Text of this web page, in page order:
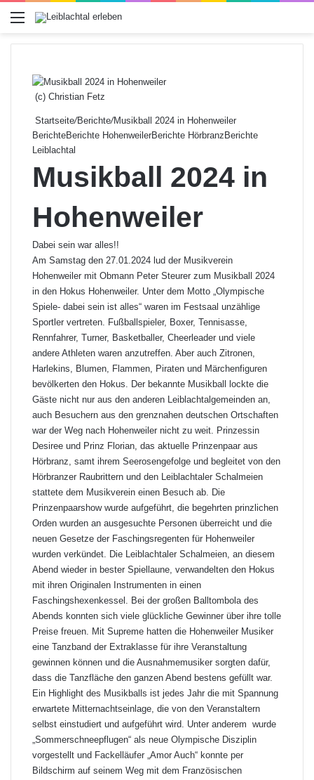
Menü
(c) Christian Fetz
Startseite/Berichte/Musikball 2024 in Hohenweiler
BerichteBerichte HohenweilerBerichte Hörbranz Berichte
Leiblachtal
Musikball 2024 in
Hohenweiler
Dabei sein war alles!!
Am Samstag den 27.01.2024 lud der Musikverein
Hohenweiler mit Obmann Peter Steurer zum Musikball 2024
in den Hokus Hohenweiler. Unter dem Motto „Olympische
Spiele- dabei sein ist alles“ waren im Festsaal unzählige
Sportler vertreten. Fußballspieler, Boxer, Tennisasse,
Rennfahrer, Turner, Basketballer, Cheerleader und viele
andere Athleten waren anzutreffen. Aber auch Zitronen,
Harlekins, Blumen, Flammen, Piraten und Märchenfiguren
bevölkerten den Hokus. Der bekannte Musikball lockte die
Gäste nicht nur aus den anderen Leiblachtalgemeinden an,
auch Besuchern aus den grenznahen deutschen Ortschaften
war der Weg nach Hohenweiler nicht zu weit. Prinzessin
Desiree und Prinz Florian, das aktuelle Prinzenpaar aus
Hörbranz, samt ihrem Seerosengefolge und begleitet von den
Hörbranzer Raubrittern und den Leiblachtaler Schalmeien
stattete dem Musikverein einen Besuch ab. Die
Prinzenpaarshow wurde aufgeführt, die begehrten prinzlichen
Orden wurden an ausgesuchte Personen überreicht und die
neuen Gesetze der Faschingsregenten für Hohenweiler
wurden verkündet. Die Leiblachtaler Schalmeien, an diesem
Abend wieder in bester Spiellaune, verwandelten den Hokus
mit ihren Originalen Instrumenten in einen
Faschingshexenkessel. Bei der großen Balltombola des
Abends konnten sich viele glückliche Gewinner über ihre tolle
Preise freuen. Mit Supreme hatten die Hohenweiler Musiker
eine Tanzband der Extraklasse für ihre Veranstaltung
gewinnen können und die Ausnahmemusiker sorgten dafür,
dass die Tanzfläche den ganzen Abend bestens gefüllt war.
Ein Highlight des Musikballs ist jedes Jahr die mit Spannung
erwartete Mitternachtseinlage, die von den Veranstaltern
selbst einstudiert und aufgeführt wird. Unter anderem wurde
„Sommerschneepflugen“ als neue Olympische Disziplin
vorgestellt und Fackelläufer „Amor Auch“ konnte per
Bildschirm auf seinem Weg mit dem Französischen